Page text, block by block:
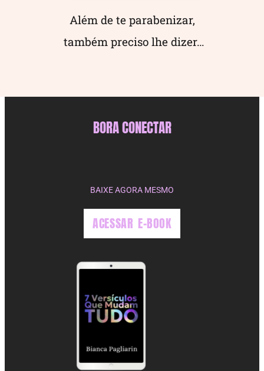
Além de te parabenizar,
também preciso lhe dizer…
BORA CONECTAR
BAIXE AGORA MESMO
ACESSAR E-BOOK